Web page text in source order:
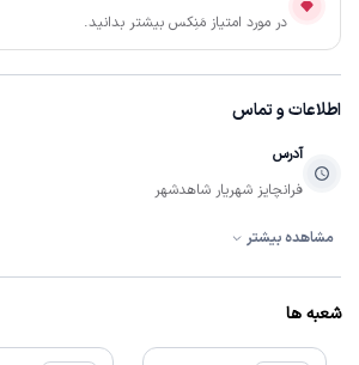
در مورد امتیاز مَنِکس بیشتر بدانید.
اطلاعات و تماس
آدرس
فرانچايز شهريار شاهدشهر
تلفن
0211572
ساعات فعالیت
همه روزه
مشاهده بیشتر
شعبه ها